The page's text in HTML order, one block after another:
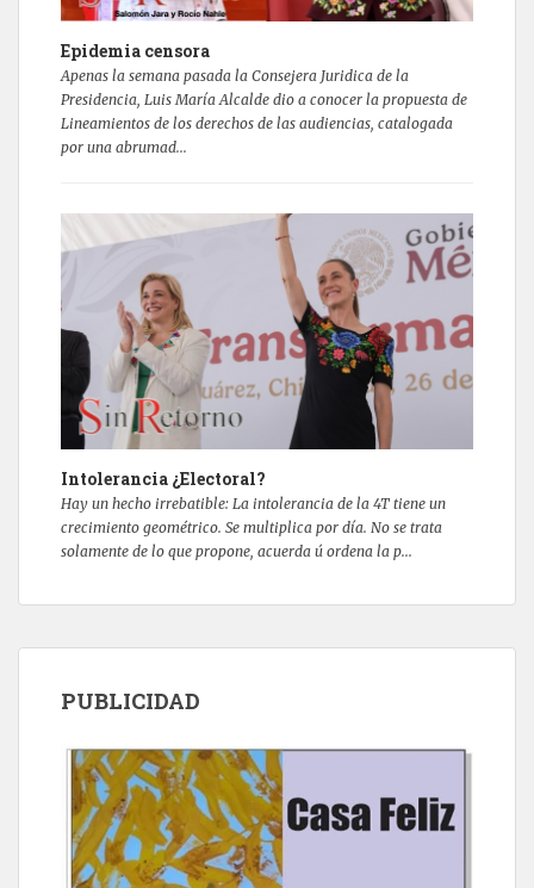
Epidemia censora
Apenas la semana pasada la Consejera Juridica de la
Presidencia, Luis María Alcalde dio a conocer la propuesta de
Lineamientos de los derechos de las audiencias, catalogada
por una abrumad...
Intolerancia ¿Electoral?
Hay un hecho irrebatible: La intolerancia de la 4T tiene un
crecimiento geométrico. Se multiplica por día. No se trata
solamente de lo que propone, acuerda ú ordena la p...
PUBLICIDAD